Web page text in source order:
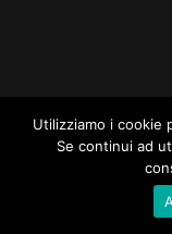
Utilizziamo i cookie
Se continui ad